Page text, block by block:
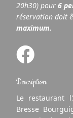
20h30) pour 6
réservation doit
maximum.
Description
Le restaurant
Bresse